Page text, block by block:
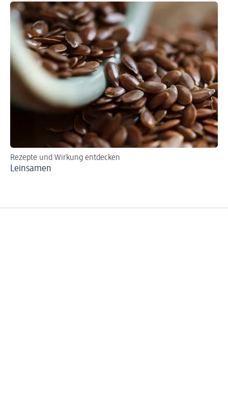
Rezepte und Wirkung entdecken
Leinsamen